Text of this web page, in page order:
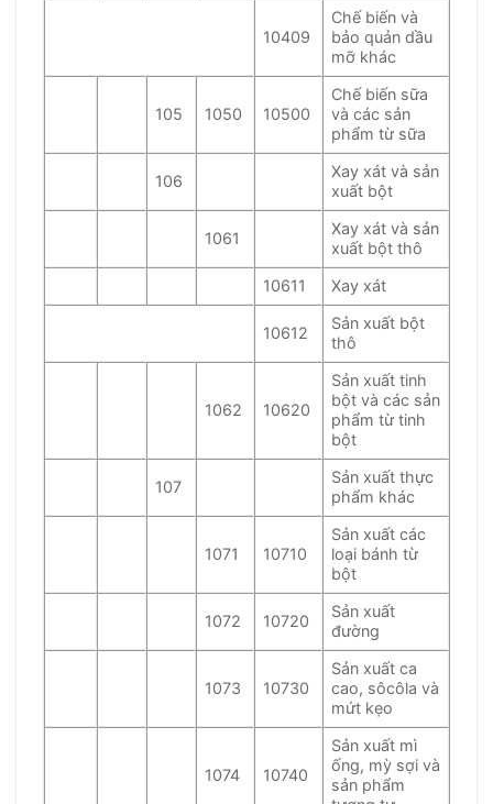
10409
Chế biến và
bảo quản dầu
mỡ khác
105 1050 10500
Chế biến sữa
và các sản
phẩm từ sữa
106
Xay xát và sản
xuất bột
1061
Xay xát và sản
xuất bột thô
10611
Xay xát
10612
Sản xuất bột
thô
1062 10620
Sản xuất tinh
bột và các sản
phẩm từ tinh
bột
107
Sản xuất thực
phẩm khác
1071 10710
Sản xuất các
loại bánh từ
bột
1072 10720
Sản xuất
đường
1073 10730
Sản xuất ca
cao, sôcôla và
mứt kẹo
1074 10740
Sản xuất mì
ống, mỳ sợi và
sản phẩm